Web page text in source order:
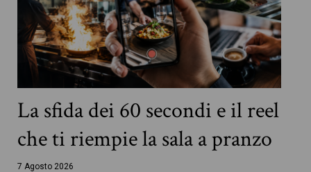
La sfida dei 60 secondi e il reel
che ti riempie la sala a pranzo
7 Agosto 2026